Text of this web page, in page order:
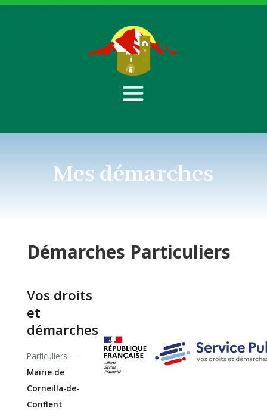
Mes démarches
Démarches Particuliers
Vos droits
et
démarches
Particuliers —
Mairie de
Corneilla-de-
Conflent